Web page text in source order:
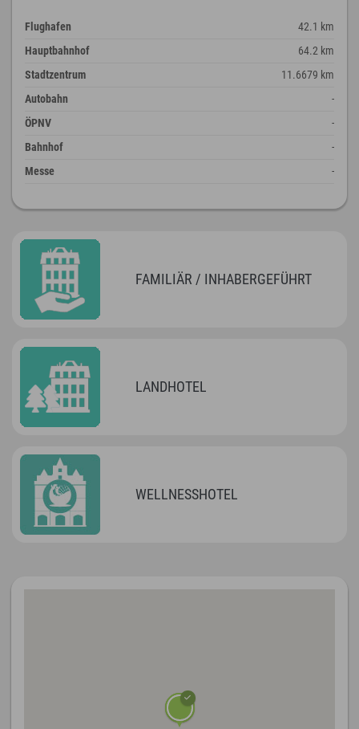
Flughafen
42.1 km
Hauptbahnhof
64.2 km
Stadtzentrum
11.6679 km
Autobahn
-
ÖPNV
-
Bahnhof
-
Messe
-
FAMILIÄR / INHABERGEFÜHRT
LANDHOTEL
WELLNESSHOTEL